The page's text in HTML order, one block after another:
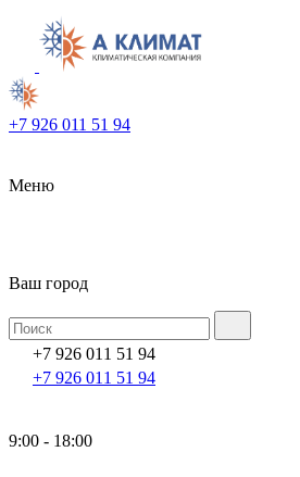
+7 926 011 51 94
Меню
Ваш город
+7 926 011 51 94
+7 926 011 51 94
9:00 - 18:00